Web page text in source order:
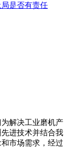
是否有责任
解决工业磨机产
进技术并结合我
市场需求，经过